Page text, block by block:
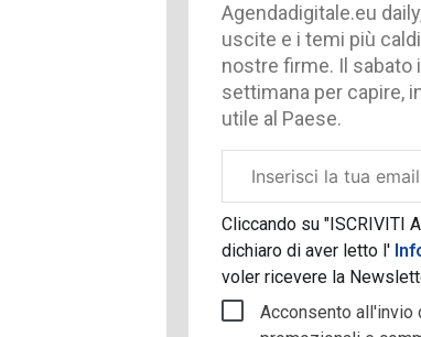
Agendadigitale.eu
uscite e i temi più
nostre firme. Il sabato
settimana per capire,
utile al Paese.
aziendale
Cliccando su "ISCRIVITI
dichiaro di aver letto l'
voler ricevere la
Acconsento all'invio